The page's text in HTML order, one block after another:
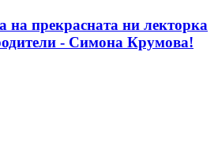
на прекрасната ни лекторка
- Симона Крумова!